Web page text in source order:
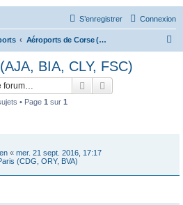
Connexion
S’enregistrer
Aéroports de Corse (AJA, BIA, CLY, FSC)
BIA, CLY, FSC)
Rechercher
• Page 1 sur 1
« mer. 21 sept. 2016, 17:17
(CDG, ORY, BVA)